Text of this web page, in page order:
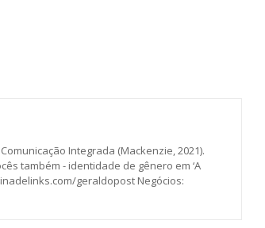
Integrada (Mackenzie, 2021).
também - identidade de gênero em ‘A
geraldopost Negócios: